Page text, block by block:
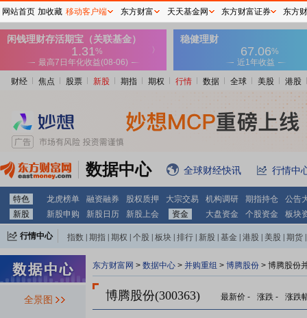
财经 焦点 股票 新股 期指 期权 行情 数据 全球 美股 港股
数据中心 全球财经快讯 行情中
特色 龙虎榜单 融资融券 股权质押 大宗交易 机构调研 期指持仓
公告
新股
新股申购 新股日历 新股上会 资金 大盘资金 个股资金 板块
行情中心 指数 期指 期权 个股 板块 排行 新股 基金 港股 美股 期货
全景图
东方财富网 > 数据中心 > 并购重组 > 博腾股份 > 博腾股份
博腾股份(300363) 最新价 - 涨跌 - 涨跌
网站首页 加收藏 移动客户端 东方财富 天天基金网 东方财富证券 东方